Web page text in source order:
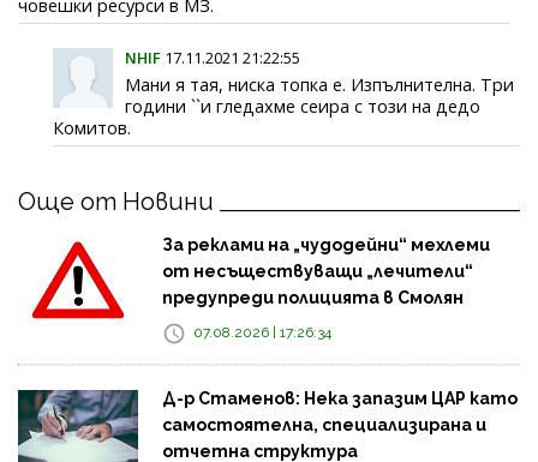
човешки ресурси в МЗ.
NHIF 17.11.2021 21:22:55
Мани я тая, ниска топка е. Изпълнителна. Три
години ``и гледахме сеира с този на дедо
Комитов.
Още от Новини
За реклами на „чудодейни“ мехлеми
от несъществуващи „лечители“
предупреди полицията в Смолян
07.08.2026 | 17:26:34
Д-р Стаменов: Нека запазим ЦАР като
самостоятелна, специализирана и
отчетна структура